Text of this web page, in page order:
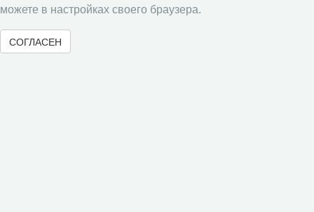
Журналы ВолНЦ РАН
можете в настройках своего браузера.
СОГЛАСЕН